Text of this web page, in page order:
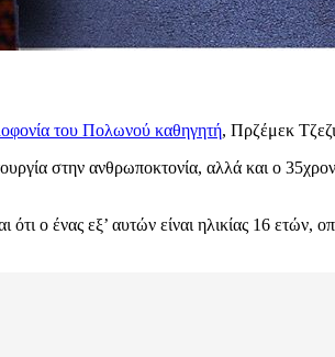
του Πολωνού καθηγητή, Πρζέμεκ
στην ανθρωποκτονία, αλλά και ο
ο ένας εξ’ αυτών είναι ηλικίας 16 ετών,